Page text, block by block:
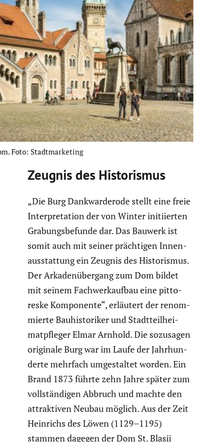
Foto: Stadt­mar­ke­ting
Zeugnis des Histo­rismus
„Die Burg Dankwar­derode stellt eine freie
Inter­pre­ta­tion der von Winter initi­ierten
Grabungs­be­funde dar. Das Bauwerk ist
somit auch mit seiner präch­tigen Innen­
aus­stat­tung ein Zeugnis des Histo­rismus.
Der Arkaden­über­gang zum Dom bildet
mit seinem Fachwerk­aufbau eine pitto­
reske Kompo­nente“, erläutert der renom­
mierte Bauhis­to­riker und Stadt­teil­hei­
mat­pfleger Elmar Arnhold. Die sozusagen
originale Burg war im Laufe der Jahrhun­
derte mehrfach umgestaltet worden. Ein
Brand 1873 führte zehn Jahre später zum
vollstän­digen Abbruch und machte den
attrak­tiven Neubau möglich. Aus der Zeit
Heinrichs des Löwen (1129–1195)
stammen dagegen der Dom St. Blasii